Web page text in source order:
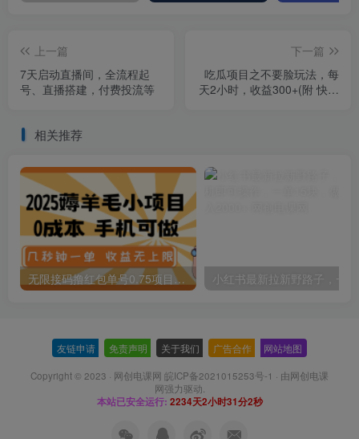
上一篇
7天启动直播间，全流程起
号、直播搭建，付费投流等
下一篇
吃瓜项目之不要脸玩法，每
天2小时，收益300+(附 快手
相关推荐
无限接码撸红包单号0.75项目无偿分享给你【揭秘】
友链申请 免责声明 关于我们 广告合作 网站地图
Copyright © 2023 · 网创电课网 皖ICP备2021015253号-1 · 由网创电课
网强力驱动.
本站已安全运行: 2234天2小时31分2秒